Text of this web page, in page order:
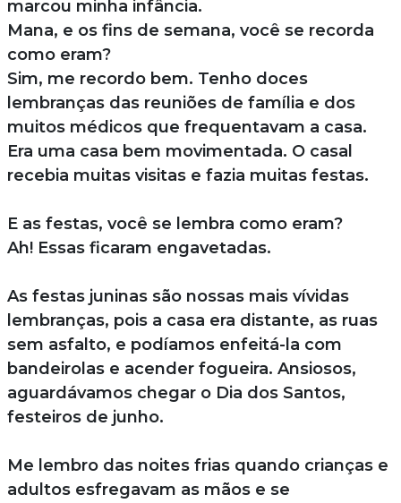
marcou minha infância.
Mana, e os fins de semana, você se recorda
como eram?
Sim, me recordo bem. Tenho doces
lembranças das reuniões de família e dos
muitos médicos que frequentavam a casa.
Era uma casa bem movimentada. O casal
recebia muitas visitas e fazia muitas festas.
E as festas, você se lembra como eram?
Ah! Essas ficaram engavetadas.
As festas juninas são nossas mais vívidas
lembranças, pois a casa era distante, as ruas
sem asfalto, e podíamos enfeitá-la com
bandeirolas e acender fogueira. Ansiosos,
aguardávamos chegar o Dia dos Santos,
festeiros de junho.
Me lembro das noites frias quando crianças e
adultos esfregavam as mãos e se